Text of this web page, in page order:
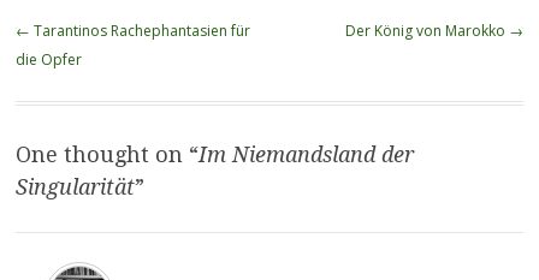
Beitragsnavigation
← Tarantinos Rachephantasien für
die Opfer
Der König von Marokko →
One thought on “Im Niemandsland der
Singularität”